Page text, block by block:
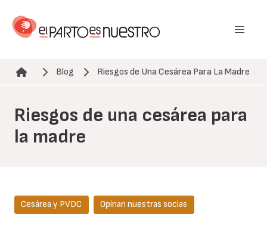
contenido
Ruta de navegación
Blog Riesgos de Una Cesárea Para La Madre
Riesgos de una cesárea para
la madre
Cesárea y PVDC Opinan nuestras socias